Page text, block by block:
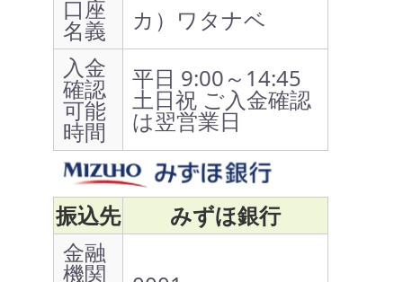
口座
名義
カ）ワタナベ
入金
確認
可能
時間
平日 9:00～14:45
土日祝 ご入金確認
は翌営業日
振込先
みずほ銀行
金融
機関